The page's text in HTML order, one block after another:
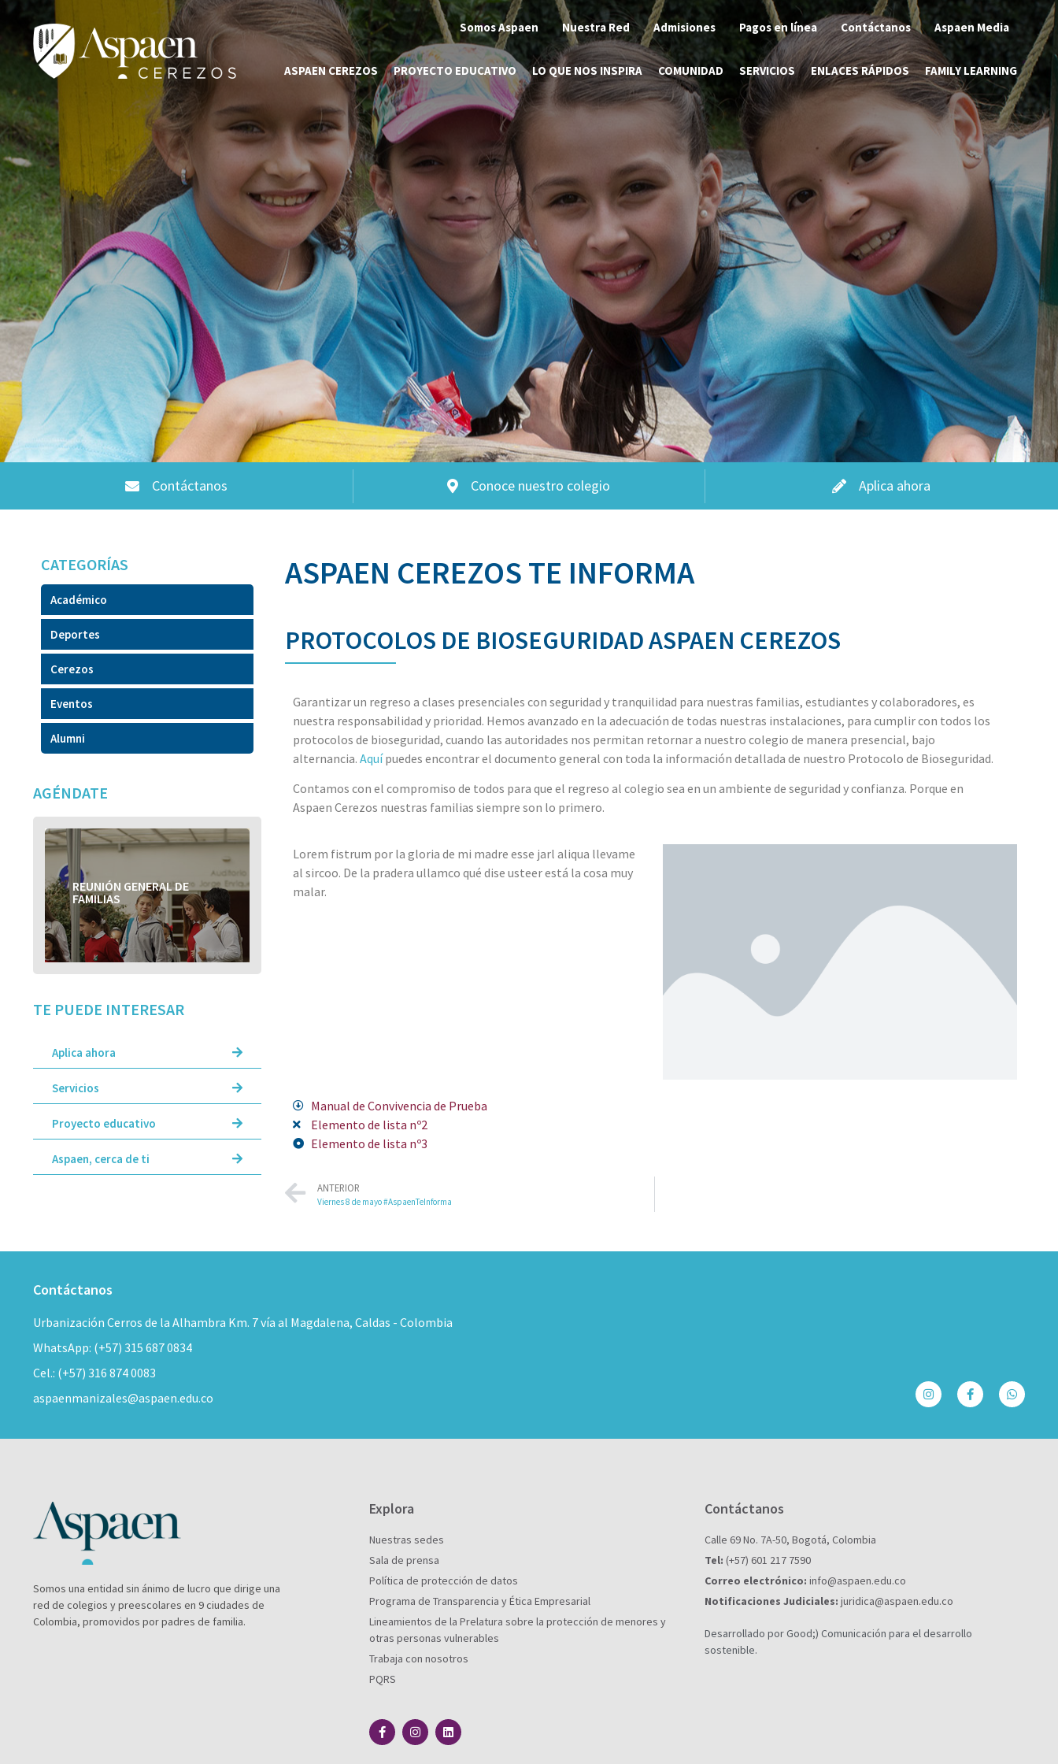
Somos Aspaen Nuestra Red Admisiones Pagos en línea Contáctanos Aspaen Media
ASPAEN CEREZOS PROYECTO EDUCATIVO LO QUE NOS INSPIRA COMUNIDAD SERVICIOS ENLACES RÁPIDOS FAMILY LEARNING
Contáctanos Conoce nuestro colegio Aplica ahora
CATEGORÍAS
Académico
Deportes
Cerezos
Eventos
Alumni
AGÉNDATE
REUNIÓN GENERAL DE
FAMILIAS
REUNIÓN GENERAL DE
FAMILIAS
TE PUEDE INTERESAR
Aplica ahora
Servicios
Proyecto educativo
Aspaen, cerca de ti
ASPAEN CEREZOS TE INFORMA
PROTOCOLOS DE BIOSEGURIDAD ASPAEN CEREZOS
Garantizar un regreso a clases presenciales con seguridad y tranquilidad para nuestras familias, estudiantes y colaboradores, es
nuestra responsabilidad y prioridad. Hemos avanzado en la adecuación de todas nuestras instalaciones, para cumplir con todos los
protocolos de bioseguridad, cuando las autoridades nos permitan retornar a nuestro colegio de manera presencial, bajo
alternancia. Aquípuedes encontrar el documento general con toda la información detallada de nuestro Protocolo de Bioseguridad.
Contamos con el compromiso de todos para que el regreso al colegio sea en un ambiente de seguridad y confianza. Porque en
Aspaen Cerezos nuestras familias siempre son lo primero.
Lorem fistrum por la gloria de mi madre esse jarl aliqua llevame
al sircoo. De la pradera ullamco qué dise usteer está la cosa muy
malar.
Manual de Convivencia de Prueba
Elemento de lista nº2
Elemento de lista nº3
ANTERIOR
Viernes 8 de mayo #AspaenTeInforma
Contáctanos
Urbanización Cerros de la Alhambra Km. 7 vía al Magdalena, Caldas - Colombia
WhatsApp: (+57) 315 687 0834
Cel.: (+57) 316 874 0083
aspaenmanizales@aspaen.edu.co
Somos una entidad sin ánimo de lucro que dirige una
red de colegios y preescolares en 9 ciudades de
Colombia, promovidos por padres de familia.
Explora
Nuestras sedes
Sala de prensa
Política de protección de datos
Programa de Transparencia y Ética Empresarial
Lineamientos de la Prelatura sobre la protección de menores y
otras personas vulnerables
Trabaja con nosotros
PQRS
Contáctanos
Calle 69 No. 7A-50, Bogotá, Colombia
Tel: (+57) 601 217 7590
Correo electrónico: info@aspaen.edu.co
Notificaciones Judiciales: juridica@aspaen.edu.co
Desarrollado por Good;) Comunicación para el desarrollo
sostenible.